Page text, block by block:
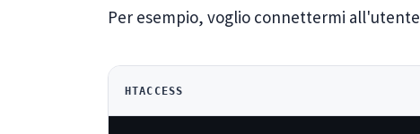
Per esempio, voglio connettermi all'utente
HTACCESS